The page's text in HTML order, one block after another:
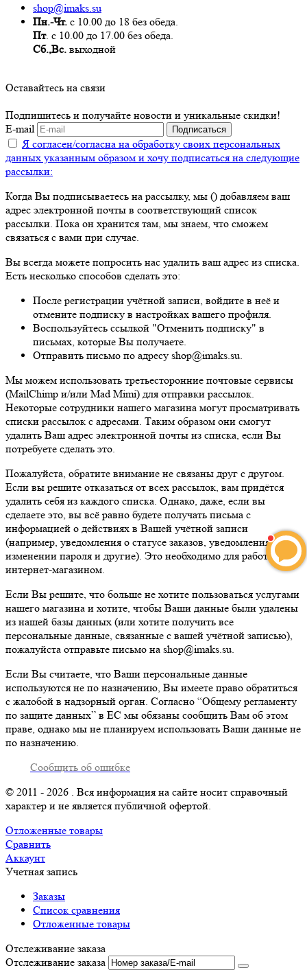
shop@imaks.su
Пн.-Чт. с 10.00 до 18 без обеда.
Пт. с 10.00 до 17.00 без обеда.
Сб.,Вс. выходной
Оставайтесь на связи
Подпишитесь и получайте новости и уникальные скидки!
E-mail
Подписаться
Я согласен/согласна на обработку своих персональных
данных указанным образом и хочу подписаться на следующие
рассылки:
Когда Вы подписываетесь на рассылку, мы () добавляем ваш
адрес электронной почты в соответствующий список
рассылки. Пока он хранится там, мы знаем, что сможем
связаться с вами при случае.
Вы всегда можете попросить нас удалить ваш адрес из списка.
Есть несколько способов сделать это:
После регистрации учётной записи, войдите в неё и
отмените подписку в настройках вашего профиля.
Воспользуйтесь ссылкой "Отменить подписку" в
письмах, которые Вы получаете.
Отправить письмо по адресу shop@imaks.su.
Мы можем использовать третьесторонние почтовые сервисы
(MailChimp и/или Mad Mimi) для отправки рассылок.
Некоторые сотрудники нашего магазина могут просматривать
списки рассылок с адресами. Таким образом они смогут
удалить Ваш адрес электронной почты из списка, если Вы
потребуете сделать это.
Пожалуйста, обратите внимание не связаны друг с другом.
Если вы решите отказаться от всех рассылок, вам придётся
удалить себя из каждого списка. Однако, даже, если вы
сделаете это, вы всё равно будете получать письма с
информацией о действиях в Вашей учётной записи
(например, уведомления о статусе заказов, уведомления об
изменении пароля и другие). Это необходимо для работы с
интернет-магазином.
Если Вы решите, что больше не хотите пользоваться услугами
нашего магазина и хотите, чтобы Ваши данные были удалены
из нашей базы данных (или хотите получить все
персональные данные, связанные с вашей учётной записью),
пожалуйста отправьте письмо на shop@imaks.su.
Если Вы считаете, что Ваши персональные данные
используются не по назначению, Вы имеете право обратиться
с жалобой в надзорный орган. Согласно “Общему регламенту
по защите данных” в ЕС мы обязаны сообщить Вам об этом
праве, однако мы не планируем использовать Ваши данные не
по назначению.
Сообщить об ошибке
© 2011 - 2026 . Вся информация на сайте носит справочный
характер и не является публичной офертой.
Отложенные товары
Сравнить
Аккаунт
Учетная запись
Заказы
Список сравнения
Отложенные товары
Отслеживание заказа
Отслеживание заказа